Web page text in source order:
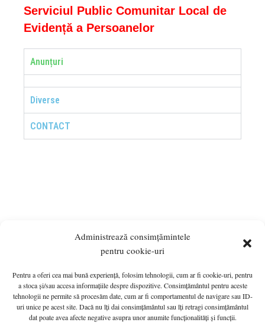
Administrează consimțămintele
pentru cookie-uri
Pentru a oferi cea mai bună experiență, folosim tehnologii, cum ar fi cookie-uri, pentru
a stoca și/sau accesa informațiile despre dispozitive. Consimțământul pentru aceste
tehnologii ne permite să procesăm date, cum ar fi comportamentul de navigare sau ID-
uri unice pe acest site. Dacă nu îți dai consimțământul sau îți retragi consimțământul
dat poate avea afecte negative asupra unor anumite funcționalități și funcții.
Serviciul Public Comunitar Local de
Evidență a Persoanelor
Anunțuri
Diverse
CONTACT
ANUNȚURI
MONITORUL OFICIAL LOCAL
PRIMĂRIA
HOTĂRÂRI de C.L.
INFO UTIL
Politică cookie-uri (UE)
G.D.P.R. CONTACT